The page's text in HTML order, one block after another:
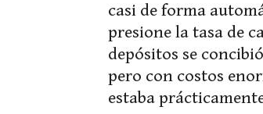
casi de forma
presione la tasa de
depósitos se
pero con costos
estaba